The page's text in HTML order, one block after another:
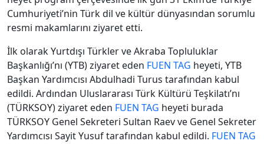
Cumhuriyeti’nin Türk dil ve kültür dünyasından sorumlu
resmi makamlarını ziyaret etti.
İlk olarak Yurtdışı Türkler ve Akraba Topluluklar
Başkanlığı’nı (YTB) ziyaret eden FUEN TAG heyeti, YTB
Başkan Yardımcısı Abdulhadi Turus tarafından kabul
edildi. Ardından Uluslararası Türk Kültürü Teşkilatı’nı
(TÜRKSOY) ziyaret eden FUEN TAG heyeti burada
TÜRKSOY Genel Sekreteri Sultan Raev ve Genel Sekreter
Yardımcısı Sayit Yusuf tarafından kabul edildi. FUEN TAG